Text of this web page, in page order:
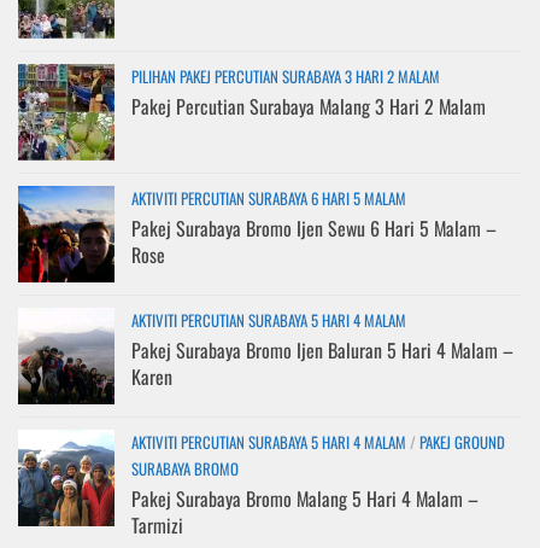
PILIHAN PAKEJ PERCUTIAN SURABAYA 3 HARI 2 MALAM
Pakej Percutian Surabaya Malang 3 Hari 2 Malam
AKTIVITI PERCUTIAN SURABAYA 6 HARI 5 MALAM
Pakej Surabaya Bromo Ijen Sewu 6 Hari 5 Malam –
Rose
AKTIVITI PERCUTIAN SURABAYA 5 HARI 4 MALAM
Pakej Surabaya Bromo Ijen Baluran 5 Hari 4 Malam –
Karen
AKTIVITI PERCUTIAN SURABAYA 5 HARI 4 MALAM / PAKEJ GROUND
SURABAYA BROMO
Pakej Surabaya Bromo Malang 5 Hari 4 Malam –
Tarmizi